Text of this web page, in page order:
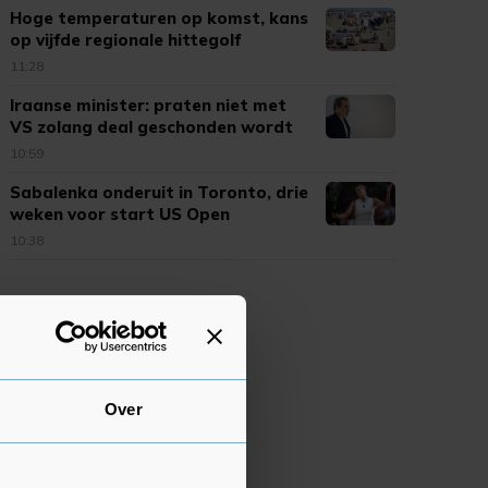
Over
Hoge temperaturen op komst, kans
op vijfde regionale hittegolf
11:28
Iraanse minister: praten niet met
VS zolang deal geschonden wordt
10:59
Sabalenka onderuit in Toronto, drie
weken voor start US Open
10:38